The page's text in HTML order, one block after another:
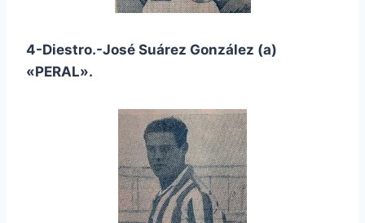
4-Diestro.-José Suárez González (a)
«PERAL».